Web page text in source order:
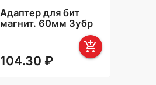
Адаптер для бит
магнит. 60мм Зубр
add_shopping_cart
104.30 ₽